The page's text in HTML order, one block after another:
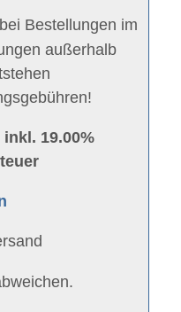
Bestellungen im
außerhalb
19.00%